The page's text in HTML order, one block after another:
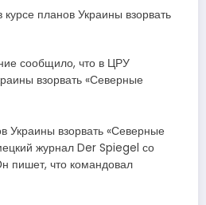
планов Украины взорвать
Украины взорвать «Северные
журнал Der Spiegel со
пишет, что командовал